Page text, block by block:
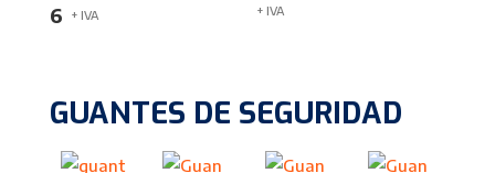
6
+ IVA + IVA
GUANTES DE SEGURIDAD